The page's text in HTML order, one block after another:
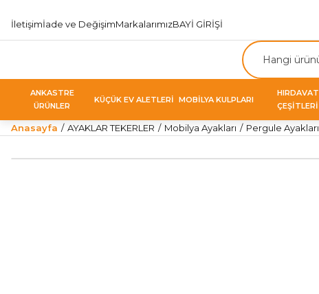
İletişimİade ve DeğişimMarkalarımızBAYİ GİRİŞİ
ANKASTRE
ÜRÜNLER
KÜÇÜK EV ALETLERİ MOBİLYA KULPLARI
HIRDAVAT
ÇEŞİTLERİ
Anasayfa AYAKLAR TEKERLER Mobilya Ayakları Pergule Ayakları